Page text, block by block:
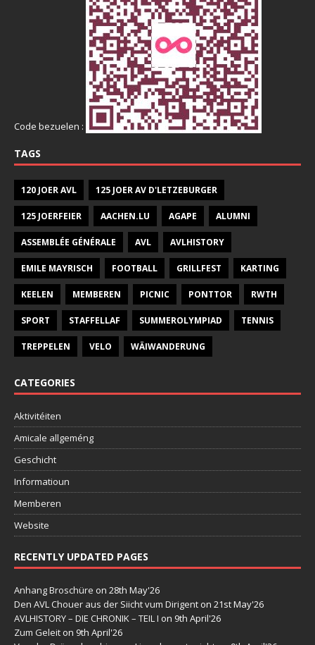
Code bezuelen :
TAGS
120 JOER AVL 125 JOER AV D'LETZEBURGER
125 JOERFEIER AACHEN.LU AGAPE ALUMNI
ASSEMBLÉE GÉNÉRALE AVL AVLHISTORY
EMILE MAYRISCH FOOTBALL GRILLFEST KARTING
KEELEN MEMBEREN PICNIC PONTTOR RWTH
SPORT STAFFELLAF SUMMEROLYMPIAD TENNIS
TREPPELEN VELO WÄIWANDERUNG
CATEGORIES
Aktivitéiten
Amicale allgeméng
Geschicht
Informatioun
Memberen
Website
RECENTLY UPDATED PAGES
Anhang Broschüre on 28th May'26
Den AVL Chouer aus der Siicht vum Dirigent on 21st May'26
AVLHISTORY – DIE CHRONIK – TEIL I on 9th April'26
Zum Geleit on 9th April'26